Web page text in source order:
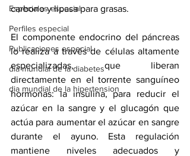
Especiales especial
Perfiles especial
Publicaciones especial
dia mundial de la diabetes
dia mundial de la hipertension
carbono y lipasa para grasas.
El componente endocrino del páncreas
lo realiza a través de células altamente
especializadas, que liberan
directamente en el torrente sanguíneo
hormonas: la insulina, para reducir el
azúcar en la sangre y el glucagón que
actúa para aumentar el azúcar en sangre
durante el ayuno. Esta regulación
mantiene niveles adecuados y